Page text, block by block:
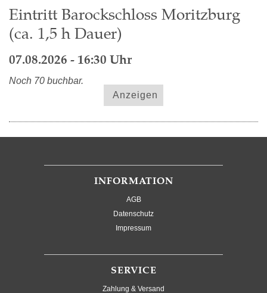
Eintritt Barockschloss Moritzburg
(ca. 1,5 h Dauer)
07.08.2026 - 16:30 Uhr
Noch 70 buchbar.
Anzeigen
INFORMATION
AGB
Datenschutz
Impressum
SERVICE
Zahlung & Versand